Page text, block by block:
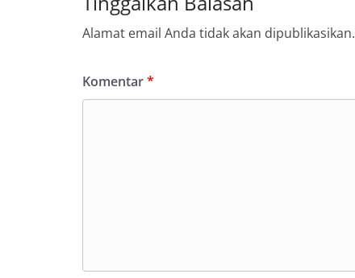
Alamat email Anda tidak akan dipublikasikan.
Komentar*